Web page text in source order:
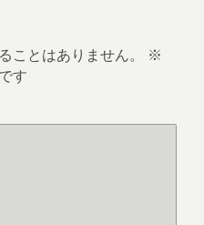
ことはありません。
※
す